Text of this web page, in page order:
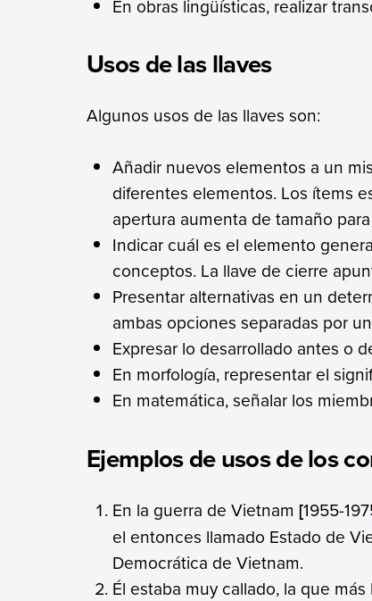
En obras lingüísticas, realizar
Usos de las llaves
Algunos usos de las llaves son:
Añadir nuevos elementos a un
diferentes elementos. Los ítems
apertura aumenta de tamaño
Indicar cuál es el elemento
conceptos. La llave de cierre
Presentar alternativas en un
ambas opciones separadas por
Expresar lo desarrollado antes o
En morfología, representar el
En matemática, señalar los
Ejemplos de usos de los
En la guerra de Vietnam[1955-
el entonces llamado Estado de
Democrática de Vietnam.
Él estaba muy callado, la que